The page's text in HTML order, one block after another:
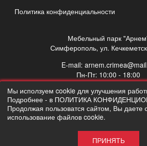
Политика конфиденциальности
Мебельный парк
Симферополь, ул.
E-mail:
Пн-Пт: 10:00 - 18:00
Сб: 10:00 - 17:00
Вс: выходной
Мы исползуем cookie для улучшения
Подробнее - в ПОЛИТИКА
Продолжая пользоватся сайтом, Вы даете
использование файлов cookie.
ПРИНЯТЬ